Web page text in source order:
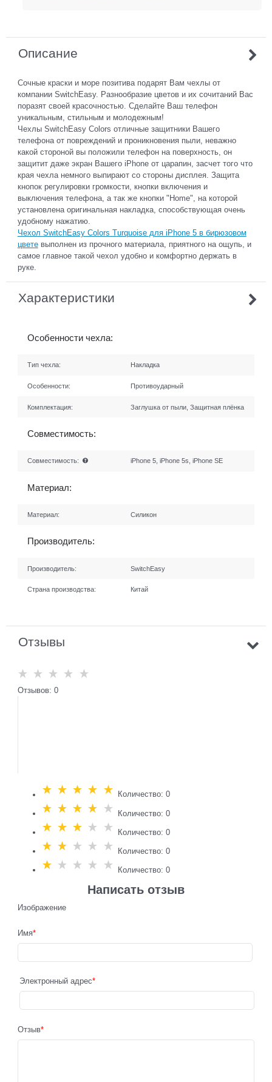
Описание
Сочные краски и море позитива подарят Вам чехлы от
компании SwitchEasy. Разнообразие цветов и их сочитаний Вас
поразят своей красочностью. Сделайте Ваш телефон
уникальным, стильным и молодежным!
Чехлы SwitchEasy Colors отличные защитники Вашего
телефона от повреждений и проникновения пыли, неважно
какой стороной вы положили телефон на поверхность, он
защитит даже экран Вашего iPhone от царапин, засчет того что
края чехла немного выпирают со стороны дисплея. Защита
кнопок регулировки громкости, кнопки включения и
выключения телефона, а так же кнопки "Home", на которой
установлена оригинальная накладка, способствующая очень
удобному нажатию.
Чехол SwitchEasy Сolors Turquoise для iPhone 5 в бирюзовом
цветевыполнен из прочного материала, приятного на ощупь, и
самое главное такой чехол удобно и комфортно держать в
руке.
Характеристики
Особенности чехла:
Тип чехла: Накладка
Особенности: Противоударный
Комплектация: Заглушка от пыли, Защитная плёнка
Совместимость:
Совместимость: iPhone 5, iPhone 5s, iPhone SE
Материал:
Материал: Силикон
Производитель:
Производитель: SwitchEasy
Страна производства: Китай
Отзывы
Отзывов: 0
Количество: 0
Количество: 0
Количество: 0
Количество: 0
Количество: 0
Написать отзыв
Изображение
Имя
Электронный адрес
Отзыв